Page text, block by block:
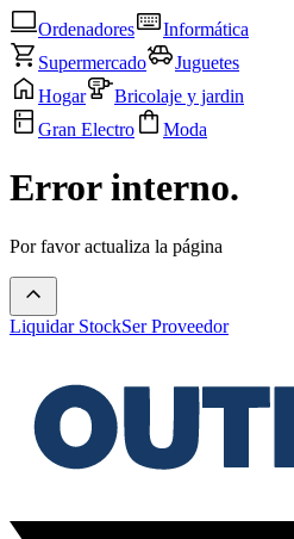
Ordenadores
Informática
Supermercado
Juguetes
Hogar
Bricolaje y jardin
Gran Electro
Moda
Error interno.
Por favor actualiza la página
Liquidar StockSer Proveedor